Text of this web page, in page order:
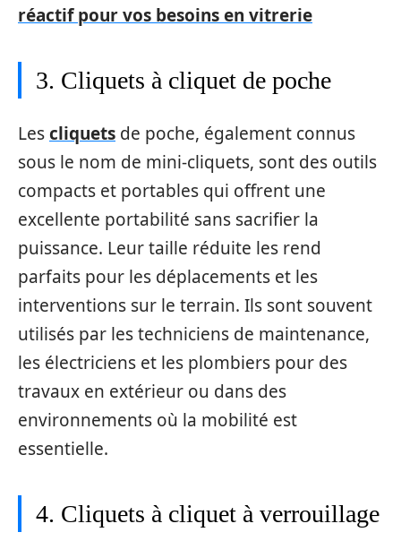
réactif pour vos besoins en vitrerie
3. Cliquets à cliquet de poche
Lescliquets de poche, également connus
sous le nom de mini-cliquets, sont des outils
compacts et portables qui offrent une
excellente portabilité sans sacrifier la
puissance. Leur taille réduite les rend
parfaits pour les déplacements et les
interventions sur le terrain. Ils sont souvent
utilisés par les techniciens de maintenance,
les électriciens et les plombiers pour des
travaux en extérieur ou dans des
environnements où la mobilité est
essentielle.
4. Cliquets à cliquet à verrouillage